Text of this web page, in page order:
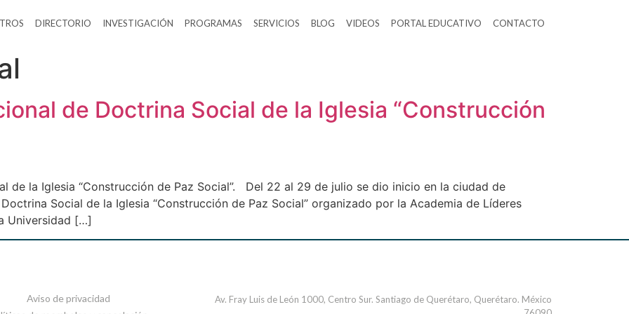
DIRECTORIO INVESTIGACIÓN PROGRAMAS SERVICIOS BLOG VIDEOS PORTAL EDUCATIVO CONTACTO
de Doctrina Social de la Iglesia “Construcción
de la Iglesia “Construcción de Paz Social”. Del 22 al 29 de julio se dio inicio en la ciudad de
Social de la Iglesia “Construcción de Paz Social” organizado por la Academia de Líderes
Universidad […]
Aviso de privacidad
Av. Fray Luis de León 1000, Centro Sur. Santiago de Querétaro, Querétaro. México